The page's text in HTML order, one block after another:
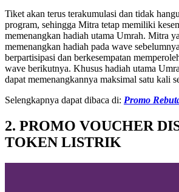
Tiket akan terus terakumulasi dan tidak
program, sehingga Mitra tetap memiliki
memenangkan hadiah utama Umrah. Mitra
memenangkan hadiah pada wave
berpartisipasi dan berkesempatan
wave berikutnya. Khusus hadiah utama
dapat memenangkannya maksimal satu kali
Selengkapnya dapat dibaca di: Promo
2. PROMO VOUCHER
TOKEN LISTRIK